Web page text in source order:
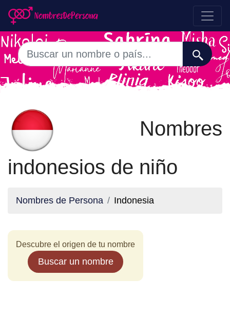
Nombres
indonesios de niño
Nombres de Persona Indonesia
Descubre el origen de tu nombre
Buscar un nombre